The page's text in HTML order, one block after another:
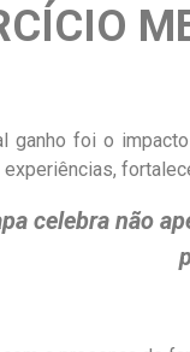
ganho foi o
celebra não